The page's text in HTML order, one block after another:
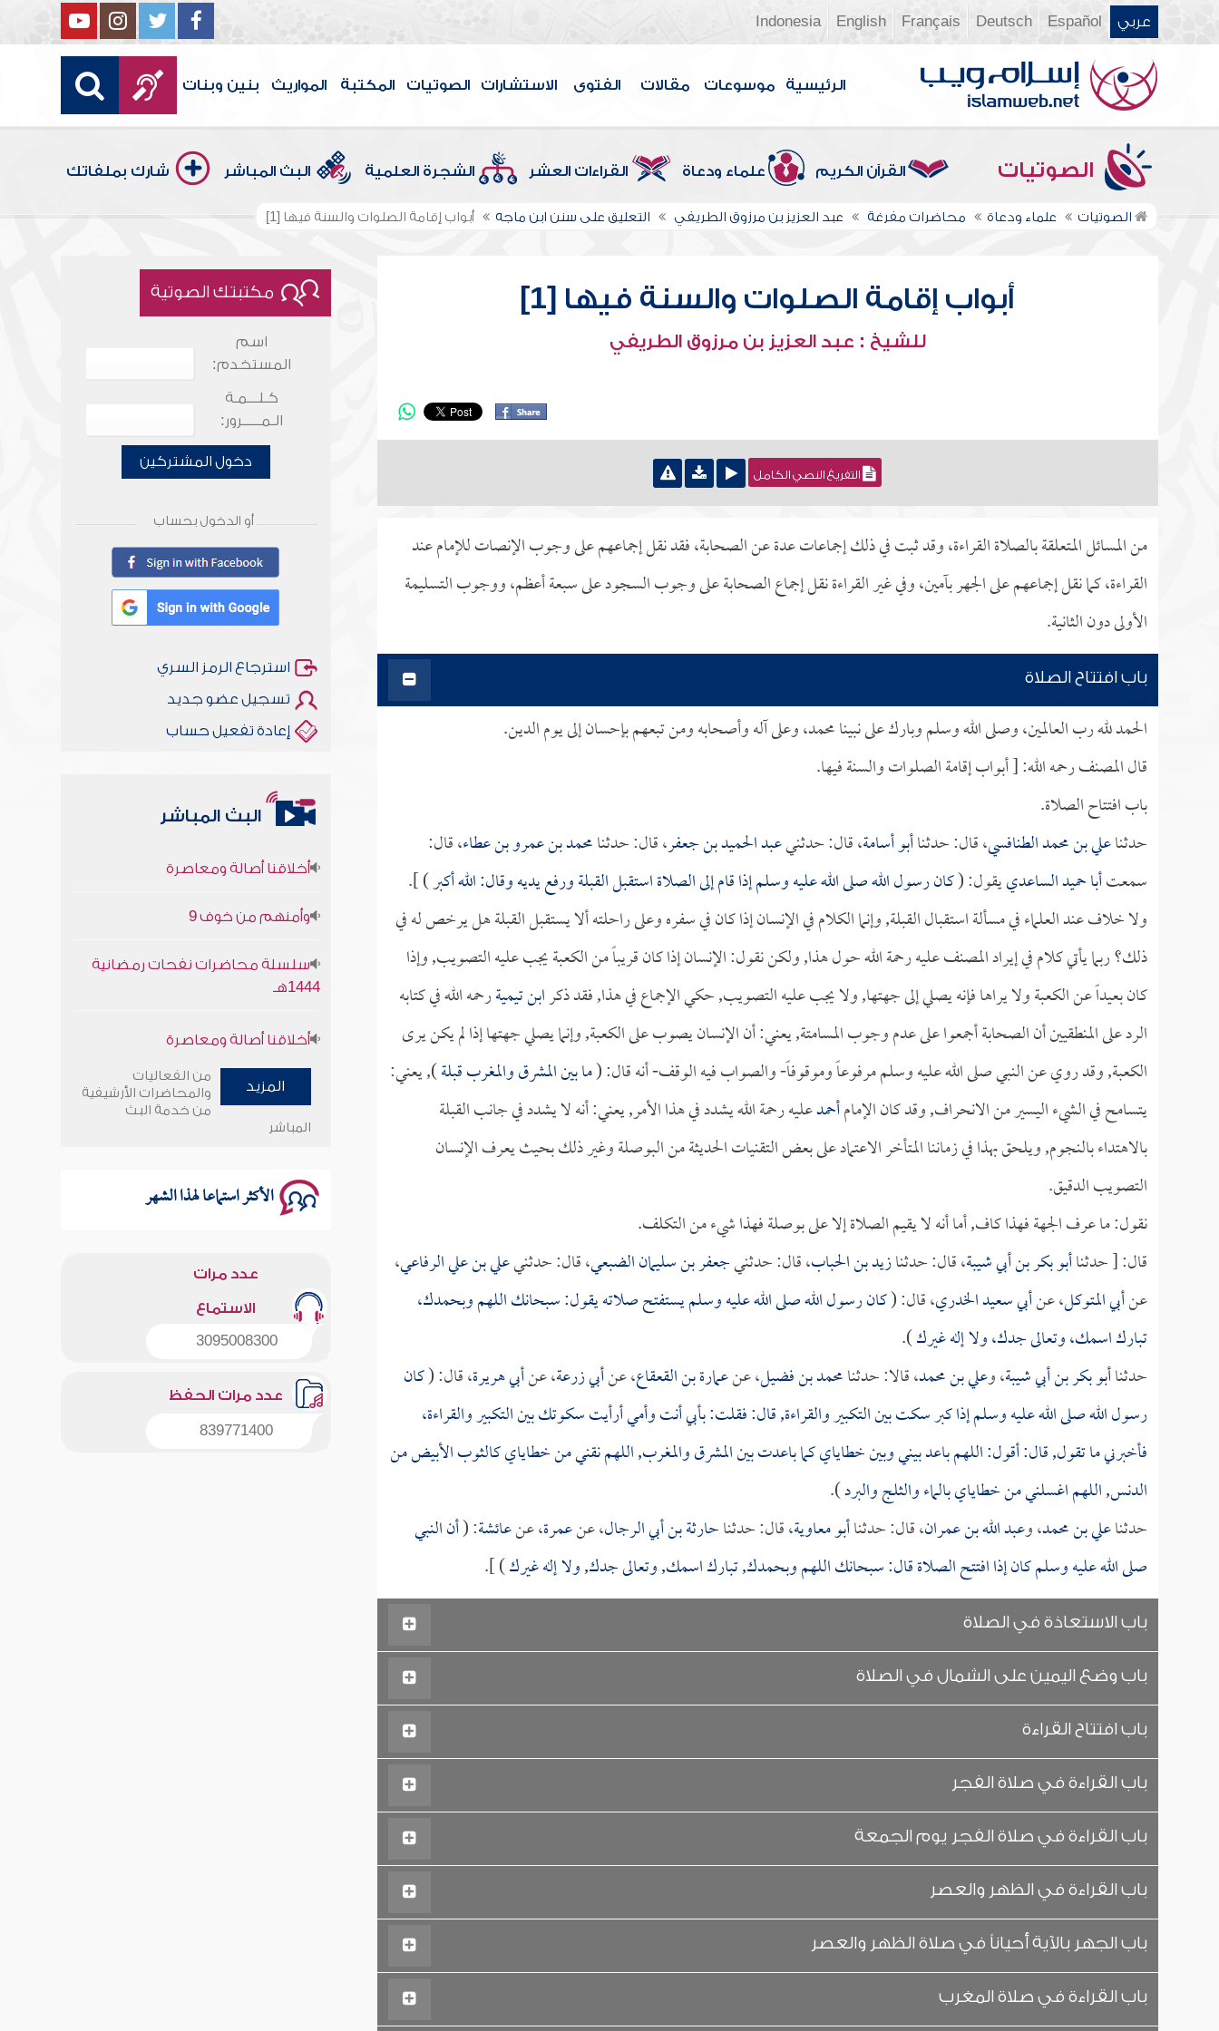
عربي Español
Deutsch
Français
English
Indonesia
الرئيسية موسوعات مقالات الفتوى الاستشارات الصوتيات المكتبة المواريث بنين وبنات
الصوتيات القرآن الكريم علماء ودعاة القراءات العشر الشجرة العلمية البث المباشر شارك بملفاتك
الصوتيات علماء ودعاة محاضرات مفرغة عبد العزيز بن مرزوق الطريفي التعليق على سنن ابن ماجه أبواب إقامة الصلوات والسنة فيها [1]
أبواب إقامة الصلوات والسنة فيها [1]
للشيخ : عبد العزيز بن مرزوق الطريفي
التفريغ النصي الكامل
من المسائل المتعلقة بالصلاة القراءة، وقد ثبت في ذلك إجماعات عدة عن الصحابة، فقد نقل إجماعهم على وجوب الإنصات للإمام عند
القراءة، كما نقل إجماعهم على الجهر بآمين، وفي غير القراءة نقل إجماع الصحابة على وجوب السجود على سبعة أعظم، ووجوب التسليمة
الأولى دون الثانية.
باب افتتاح الصلاة
الحمد لله رب العالمين، وصلى الله وسلم وبارك على نبينا محمد، وعلى آله وأصحابه ومن تبعهم بإحسان إلى يوم الدين.
قال المصنف رحمه الله: [ أبواب إقامة الصلوات والسنة فيها.
باب افتتاح الصلاة.
حدثناعلي بن محمد الطنافسي، قال: حدثناأبو أسامة، قال: حدثنيعبد الحميد بن جعفر، قال: حدثنامحمد بن عمرو بن عطاء، قال:
سمعتأبا حميد الساعدييقول: (كان رسول الله صلى الله عليه وسلم إذا قام إلى الصلاة استقبل القبلة ورفع يديه وقال: الله أكبر) ].
ولا خلاف عند العلماء في مسألة استقبال القبلة, وإنما الكلام في الإنسان إذا كان في سفره وعلى راحلته ألا يستقبل القبلة هل يرخص له في
ذلك؟ ربما يأتي كلام في إيراد المصنف عليه رحمة الله حول هذا, ولكن نقول: الإنسان إذا كان قريباً من الكعبة يجب عليه التصويب, وإذا
كان بعيداً عن الكعبة ولا يراها فإنه يصلي إلى جهتها, ولا يجب عليه التصويب, حكي الإجماع في هذا, فقد ذكرابن تيميةرحمه الله في كتابه
الرد على المنطقيين أن الصحابة أجمعوا على عدم وجوب المسامتة, يعني: أن الإنسان يصوب على الكعبة, وإنما يصلي جهتها إذا لم يكن يرى
الكعبة, وقد روي عن النبي صلى الله عليه وسلم مرفوعاً وموقوفاً- والصواب فيه الوقف- أنه قال: (ما بين المشرق والمغرب قبلة), يعني:
يتسامح في الشيء اليسير من الانحراف, وقد كان الإمامأحمدعليه رحمة الله يشدد في هذا الأمر, يعني: أنه لا يشدد في جانب القبلة
بالاهتداء بالنجوم, ويلحق بهذا في زماننا المتأخر الاعتماد على بعض التقنيات الحديثة من البوصلة وغير ذلك بحيث يعرف الإنسان
التصويب الدقيق.
نقول: ما عرف الجهة فهذا كاف, أما أنه لا يقيم الصلاة إلا على بوصلة فهذا شيء من التكلف.
قال: [ حدثناأبو بكر بن أبي شيبة، قال: حدثنازيد بن الحباب، قال: حدثنيجعفر بن سليمان الضبعي، قال: حدثنيعلي بن علي الرفاعي،
عنأبي المتوكل، عنأبي سعيد الخدري، قال: (كان رسول الله صلى الله عليه وسلم يستفتح صلاته يقول: سبحانك اللهم وبحمدك،
تبارك اسمك، وتعالى جدك، ولا إله غيرك).
حدثناأبو بكر بن أبي شيبة، وعلي بن محمد، قالا: حدثنامحمد بن فضيل، عنعمارة بن القعقاع، عنأبي زرعة، عنأبي هريرة، قال: (كان
رسول الله صلى الله عليه وسلم إذا كبر سكت بين التكبير والقراءة, قال: فقلت: بأبي أنت وأمي أرأيت سكوتك بين التكبير والقراءة،
فأخبرني ما تقول, قال: أقول: اللهم باعد بيني وبين خطاياي كما باعدت بين المشرق والمغرب, اللهم نقني من خطاياي كالثوب الأبيض من
الدنس, اللهم اغسلني من خطاياي بالماء والثلج والبرد).
حدثناعلي بن محمد، وعبد الله بن عمران، قال: حدثناأبو معاوية، قال: حدثناحارثة بن أبي الرجال، عنعمرة، عنعائشة: (أن النبي
صلى الله عليه وسلم كان إذا افتتح الصلاة قال: سبحانك اللهم وبحمدك, تبارك اسمك, وتعالى جدك, ولا إله غيرك) ].
باب الاستعاذة في الصلاة
باب وضع اليمين على الشمال في الصلاة
باب افتتاح القراءة
باب القراءة في صلاة الفجر
باب القراءة في صلاة الفجر يوم الجمعة
باب القراءة في الظهر والعصر
باب الجهر بالآية أحياناً في صلاة الظهر والعصر
باب القراءة في صلاة المغرب
مكتبتك الصوتية
اسم
المستخدم:
كـلـــمـة
الـمـــــرور:
دخول المشتركين
أو الدخول بحساب
استرجاع الرمز السري
تسجيل عضو جديد
إعادة تفعيل حساب
البث المباشر
1444هـ
سلسلة محاضرات نفحات رمضانية
1444هـ
المزيد
من الفعاليات
والمحاضرات الأرشيفية
من خدمة البث
المباشر
الأكثر استماعا لهذا الشهر
عدد مرات
الاستماع
3095008300
عدد مرات الحفظ
839771400